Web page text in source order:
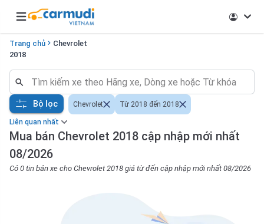
Open main menu
Trang chủ
Chevrolet
2018
Liên quan nhất
Mua bán Chevrolet 2018 cập nhập mới nhất
08/2026
Có 0 tin bán xe cho Chevrolet 2018 giá từ đến cập nhập mới nhất 08/2026
Bộ lọc Chevrolet Từ 2018 đến 2018